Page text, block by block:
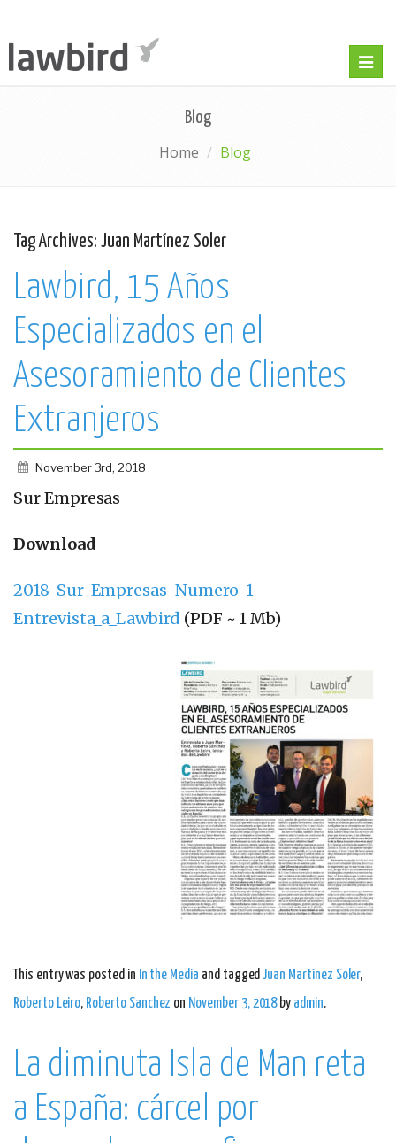
Blog
Home Blog
Tag Archives: Juan Martínez Soler
Lawbird, 15 Años
Especializados en el
Asesoramiento de Clientes
Extranjeros
November 3rd, 2018
Sur Empresas
Download
2018-Sur-Empresas-Numero-1-
Entrevista_a_Lawbird (PDF ~ 1 Mb)
This entry was posted in In the Media and taggedJuan Martínez Soler,
Roberto Leiro, Roberto Sanchez on November 3, 2018by admin.
La diminuta Isla de Man reta
a España: cárcel por